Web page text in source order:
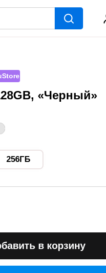
256ГБ
«Черный»
в корзину